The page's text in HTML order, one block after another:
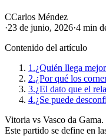
CCarlos Méndez
·23 de junio, 2026·4 min
Contenido del artículo
1.¿Quién llega
2.¿Por qué los
3.¿El dato que el
4.¿Se puede
Vitoria vs Vasco da
Este partido se define en